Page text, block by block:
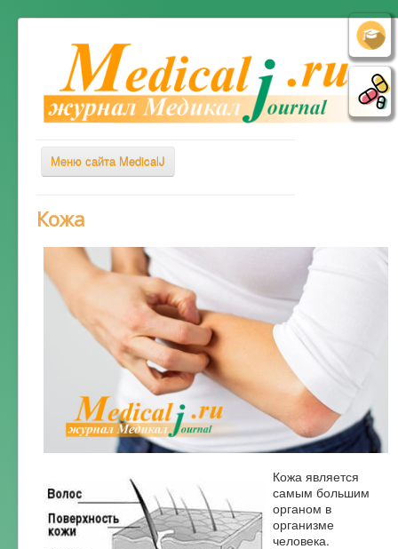
Меню сайта MedicalJ
Заболевания
Диагностика
Лечение
Советы врача
Альтернативная медицина
Форум
Кожа
Кожа является
самым большим
органом в
организме
человека.